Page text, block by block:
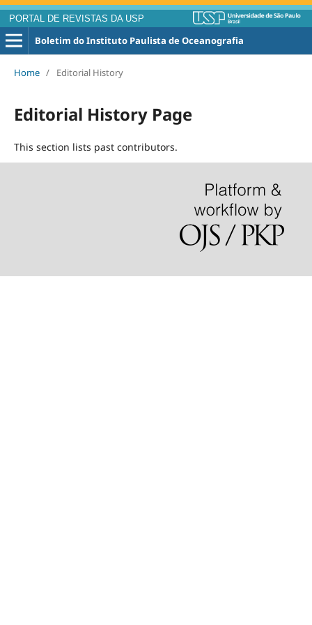
PORTAL DE REVISTAS DA USP
Boletim do Instituto Paulista de Oceanografia
Home / Editorial History
Editorial History Page
This section lists past contributors.